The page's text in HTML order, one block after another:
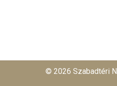
© 2026 Szabadtéri